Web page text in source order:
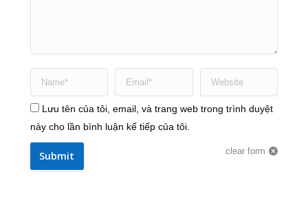
Lưu tên của tôi, email, và trang web trong trình duyệt
này cho lần bình luận kế tiếp của tôi.
clear form
Submit